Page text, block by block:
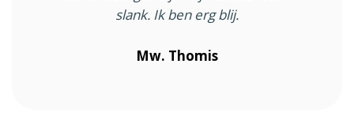
slank. Ik ben erg blij.
Mw. Thomis